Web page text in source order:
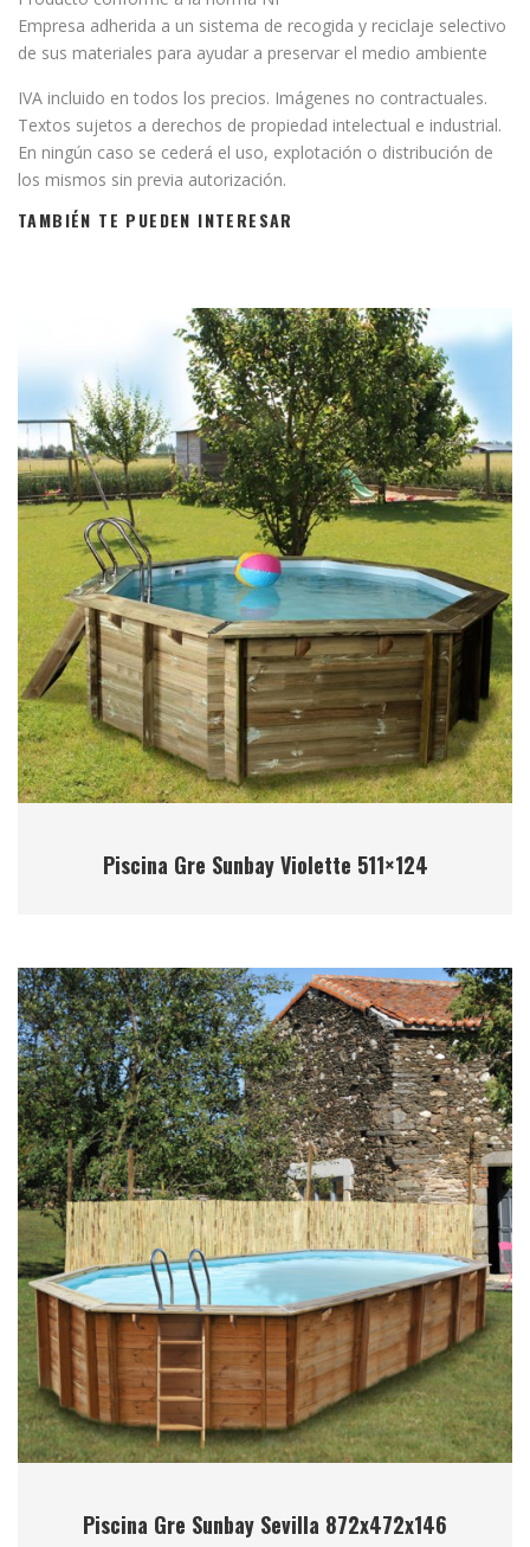
Empresa adherida a un sistema de recogida y reciclaje selectivo
de sus materiales para ayudar a preservar el medio ambiente
IVA incluido en todos los precios. Imágenes no contractuales.
Textos sujetos a derechos de propiedad intelectual e industrial.
En ningún caso se cederá el uso, explotación o distribución de
los mismos sin previa autorización.
TAMBIÉN TE PUEDEN INTERESAR
Piscina Gre Sunbay Violette 511×124
Piscina Gre Sunbay Sevilla 872x472x146